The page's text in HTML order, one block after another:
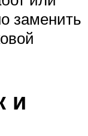
заменить
и